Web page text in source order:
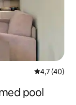
4,7 av 5 i
4,7 (40)
pool